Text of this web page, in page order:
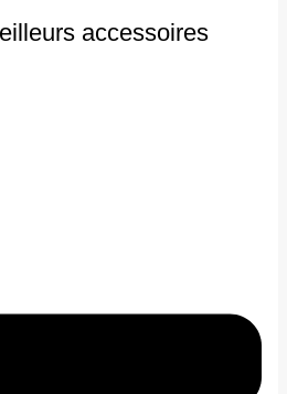
accessoires